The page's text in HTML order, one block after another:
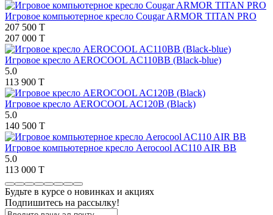
Игровое компьютерное кресло Cougar ARMOR TITAN PRO
207 500 T
207 000 T
Игровое кресло AEROCOOL AC110BB (Black-blue)
5.0
113 900 T
Игровое кресло AEROCOOL AC120B (Black)
5.0
140 500 T
Игровое компьютерное кресло Aerocool AC110 AIR BB
5.0
113 000 T
Будьте в курсе о новинках и акциях
Подпишитесь на рассылкy!